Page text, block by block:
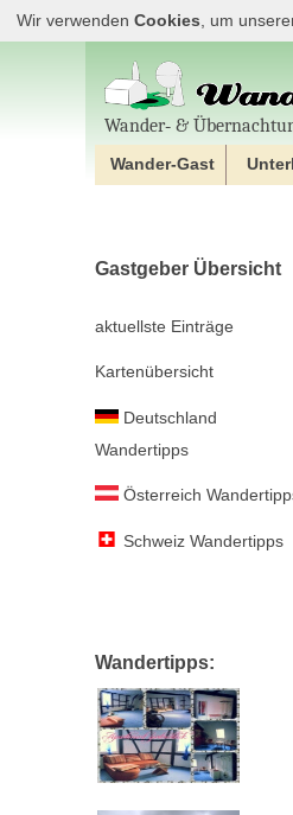
Wir verwenden Cookies , um
Wander‐ &
Wander-Gast
Gastgeber Übersicht
aktuellste Einträge
Kartenübersicht
Deutschland
Wandertipps
Österreich
Schweiz Wandertipps
Wandertipps: